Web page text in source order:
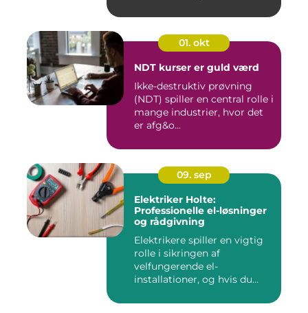
01. okt
NDT kurser er guld værd
Ikke-destruktiv prøvning
(NDT) spiller en central rolle i
mange industrier, hvor det
er afg&o...
09. sep
Elektriker Holte:
Professionelle el-løsninger
og rådgivning
Elektrikere spiller en vigtig
rolle i sikringen af
velfungerende el-
installationer, og hvis du